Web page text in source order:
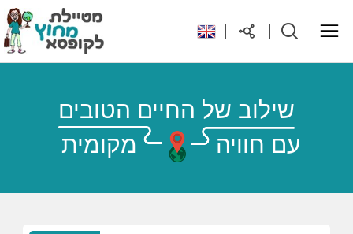
יעדים בעולם
טיפים והנחות לטיול
שילוב של החיים הטובים
עם חוויה
מקומית